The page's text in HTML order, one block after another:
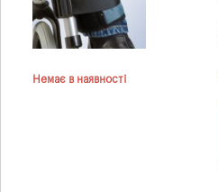
Немає в наявності